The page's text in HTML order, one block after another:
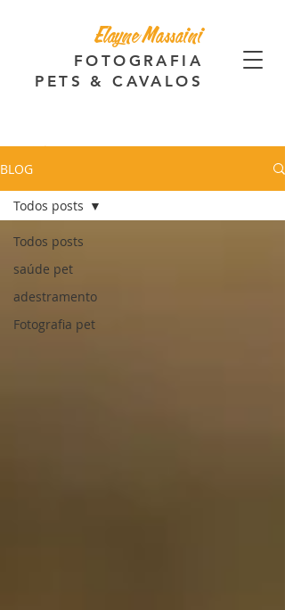
Elayne Massaini
FOTOGRAFIA
PETS & CAVALOS
BLOG
Todos posts
saúde pet
adestramento
Fotografia pet
Todos posts